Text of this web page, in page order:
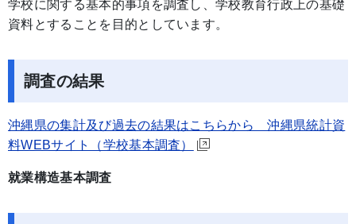
学校に関する基本的事項を調査し、学校教育行政上の基礎
資料とすることを目的としています。
調査の結果
沖縄県の集計及び過去の結果はこちらから 沖縄県統計資
料WEBサイト（学校基本調査）
就業構造基本調査